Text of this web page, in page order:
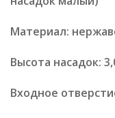
Материал:
Высота насадок:
Входное